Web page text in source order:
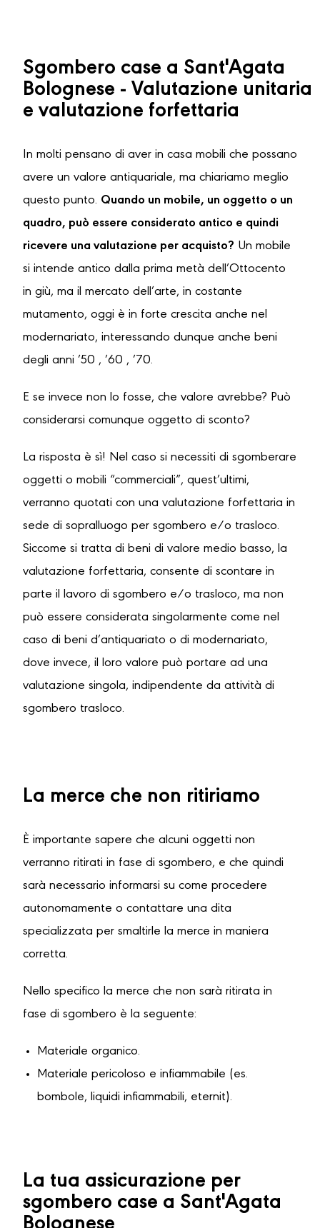
Sgombero case a Sant'Agata
Bolognese - Valutazione unitaria
e valutazione forfettaria
In molti pensano di aver in casa mobili che possano
avere un valore antiquariale, ma chiariamo meglio
questo punto. Quando un mobile, un oggetto o un
quadro, può essere considerato antico e quindi
ricevere una valutazione per acquisto? Un mobile
si intende antico dalla prima metà dell’Ottocento
in giù, ma il mercato dell’arte, in costante
mutamento, oggi è in forte crescita anche nel
modernariato, interessando dunque anche beni
degli anni ’50 , ’60 , ’70.
E se invece non lo fosse, che valore avrebbe? Può
considerarsi comunque oggetto di sconto?
La risposta è sì! Nel caso si necessiti di sgomberare
oggetti o mobili “commerciali”, quest’ultimi,
verranno quotati con una valutazione forfettaria in
sede di sopralluogo per sgombero e/o trasloco.
Siccome si tratta di beni di valore medio basso, la
valutazione forfettaria, consente di scontare in
parte il lavoro di sgombero e/o trasloco, ma non
può essere considerata singolarmente come nel
caso di beni d’antiquariato o di modernariato,
dove invece, il loro valore può portare ad una
valutazione singola, indipendente da attività di
sgombero trasloco.
La merce che non ritiriamo
È importante sapere che alcuni oggetti non
verranno ritirati in fase di sgombero, e che quindi
sarà necessario informarsi su come procedere
autonomamente o contattare una dita
specializzata per smaltirle la merce in maniera
corretta.
Nello specifico la merce che non sarà ritirata in
fase di sgombero è la seguente:
Materiale organico.
Materiale pericoloso e infiammabile (es.
bombole, liquidi infiammabili, eternit).
La tua assicurazione per
sgombero case a Sant'Agata